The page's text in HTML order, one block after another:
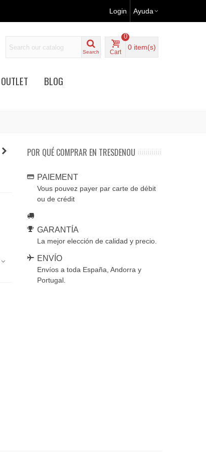
Login Ayuda
Search Cart
0
0 item(s)
OUTLET
BLOG
POR QUÉ COMPRAR EN TRESDENOU
PAIEMENT
Vous pouvez payer par carte de débit
ou de crédit
GARANTÍA
La mejor elección de calidad y precio.
ENVÍO
Envíos a toda España, Andorra y
Portugal.